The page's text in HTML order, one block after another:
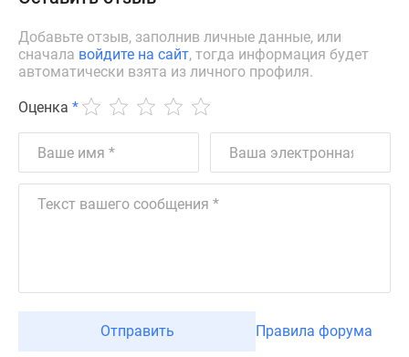
Апартаменты
#траншевая
ипотека
#рассрочка
ипотека
скидками
360°
Субсидированная
Добавьте отзыв, заполнив личные данные, или
сначала войдите на сайт, тогда информация будет
автоматически взята из личного профиля.
Оценка *
Отправить Правила форума